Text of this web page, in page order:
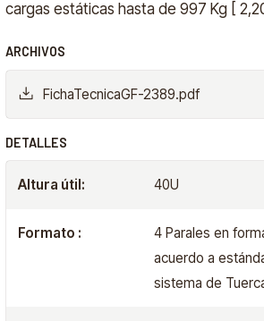
cargas estáticas hasta de 997 Kg [
ARCHIVOS
FichaTecnicaGF-2389.pdf
DETALLES
Altura útil: 40U
Formato :
4 Parales en
acuerdo a
sistema de